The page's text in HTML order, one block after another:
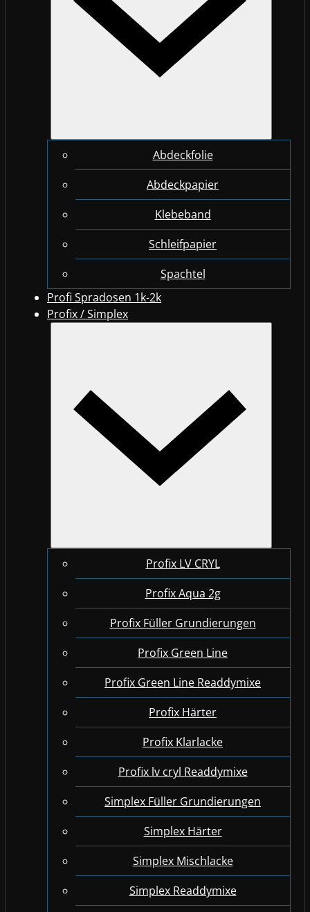
Abdeckfolie
Abdeckpapier
Klebeband
Schleifpapier
Spachtel
Profi Spradosen 1k-2k
Profix / Simplex
Profix LV CRYL
Profix Aqua 2g
Profix Füller Grundierungen
Profix Green Line
Profix Green Line Readdymixe
Profix Härter
Profix Klarlacke
Profix lv cryl Readdymixe
Simplex Füller Grundierungen
Simplex Härter
Simplex Mischlacke
Simplex Readdymixe